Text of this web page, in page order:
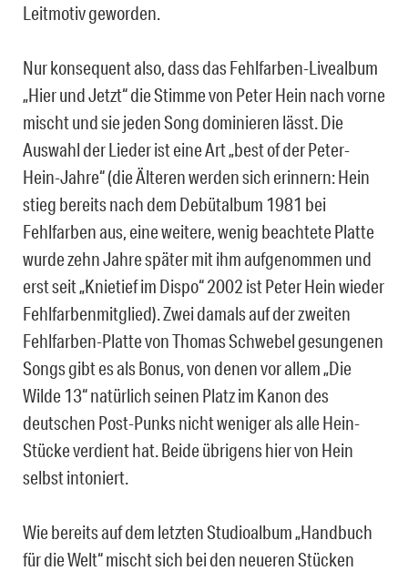
Leitmotiv geworden.
Nur konsequent also, dass das Fehlfarben-Livealbum
„Hier und Jetzt“ die Stimme von Peter Hein nach vorne
mischt und sie jeden Song dominieren lässt. Die
Auswahl der Lieder ist eine Art „best of der Peter-
Hein-Jahre“ (die Älteren werden sich erinnern: Hein
stieg bereits nach dem Debütalbum 1981 bei
Fehlfarben aus, eine weitere, wenig beachtete Platte
wurde zehn Jahre später mit ihm aufgenommen und
erst seit „Knietief im Dispo“ 2002 ist Peter Hein wieder
Fehlfarbenmitglied). Zwei damals auf der zweiten
Fehlfarben-Platte von Thomas Schwebel gesungenen
Songs gibt es als Bonus, von denen vor allem „Die
Wilde 13“ natürlich seinen Platz im Kanon des
deutschen Post-Punks nicht weniger als alle Hein-
Stücke verdient hat. Beide übrigens hier von Hein
selbst intoniert.
Wie bereits auf dem letzten Studioalbum „Handbuch
für die Welt“ mischt sich bei den neueren Stücken